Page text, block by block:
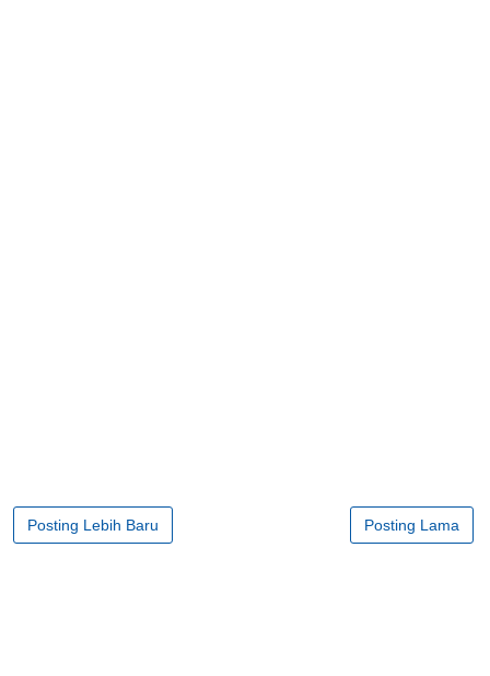
Posting Lebih Baru Posting Lama